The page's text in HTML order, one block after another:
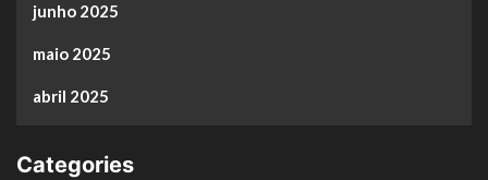
junho 2025
maio 2025
abril 2025
Categories